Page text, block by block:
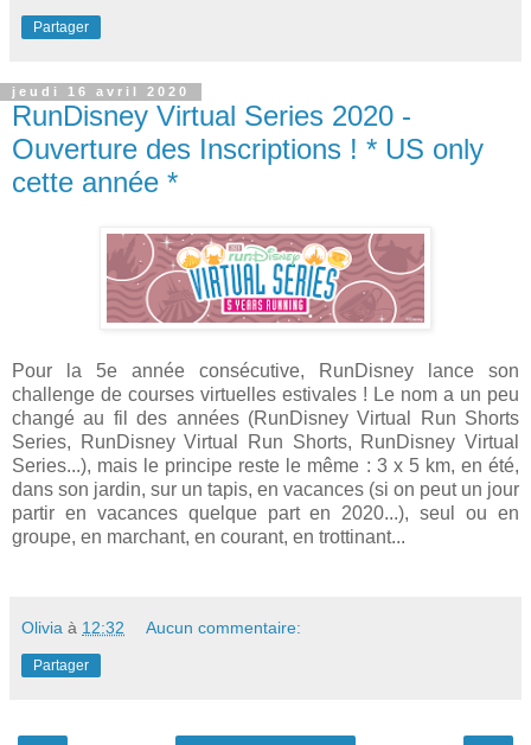
Partager
jeudi 16 avril 2020
RunDisney Virtual Series 2020 -
Ouverture des Inscriptions ! * US only
cette année *
Pour la 5e année consécutive, RunDisney lance son
challenge de courses virtuelles estivales ! Le nom a un peu
changé au fil des années (RunDisney Virtual Run Shorts
Series, RunDisney Virtual Run Shorts, RunDisney Virtual
Series...), mais le principe reste le même : 3 x 5 km, en été,
dans son jardin, sur un tapis, en vacances (si on peut un jour
partir en vacances quelque part en 2020...), seul ou en
groupe, en marchant, en courant, en trottinant...
Olivia à 12:32 Aucun commentaire:
Partager